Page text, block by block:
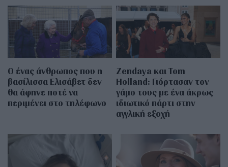
Ο ένας άνθρωπος που η
βασίλισσα Ελισάβετ δεν
θα άφηνε ποτέ να
περιμένει στο τηλέφωνο
Zendaya και Tom
Holland: Γιόρτασαν τον
γάμο τους με ένα άκρως
ιδιωτικό πάρτι στην
αγγλική εξοχή